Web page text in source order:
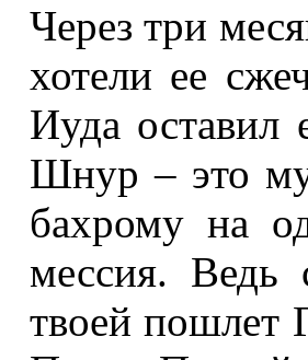
Через три
хотели ее
Иуда оставил
Шнур – это
бахрому на
мессия. Ведь
твоей пошлет